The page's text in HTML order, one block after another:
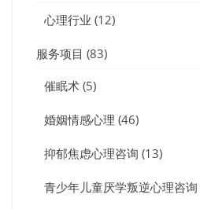
心理行业 (12)
服务项目 (83)
催眠术 (5)
婚姻情感心理 (46)
抑郁焦虑心理咨询 (13)
青少年儿童厌学叛逆心理咨询